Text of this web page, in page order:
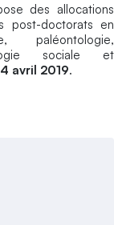
des allocations
post-doctorats en
paléontologie,
sociale et
4 avril 2019.